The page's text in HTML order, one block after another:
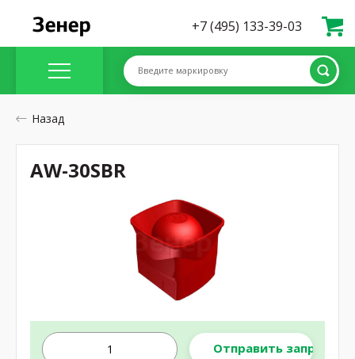
+7 (495) 133-39-03
Введите маркировку
Назад
Отправить запрос
AW-30SBR